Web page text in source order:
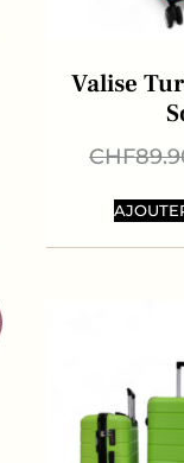
Valise
CHF